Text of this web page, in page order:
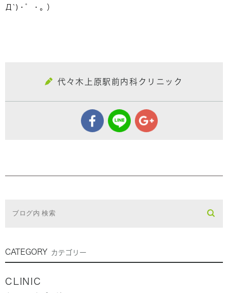
Д`)・゜・。）
代々木上原駅前内科クリニック
CATEGORY カテゴリー
CLINIC